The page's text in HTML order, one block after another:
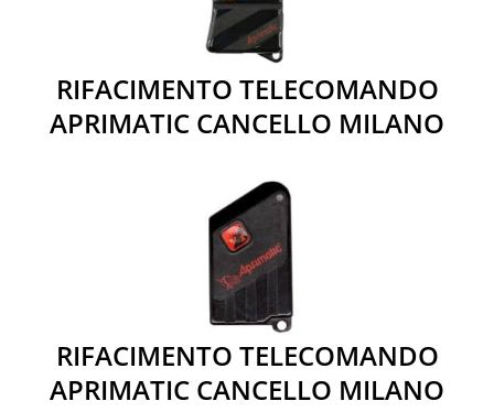
RIFACIMENTO TELECOMANDO
APRIMATIC CANCELLO MILANO
RIFACIMENTO TELECOMANDO
APRIMATIC CANCELLO MILANO